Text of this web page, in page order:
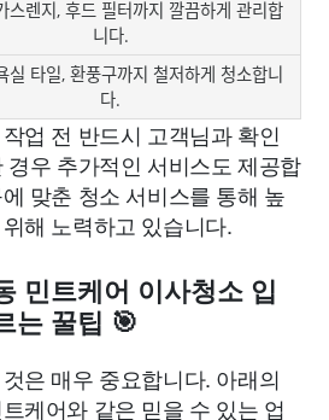
스렌지, 후드 필터까지 깔끔하게 관리합
니다.
실 타일, 환풍구까지 철저하게 청소합니
다.
업 전 반드시 고객님과 확인
우 추가적인 서비스도 제공합
맞춘 청소 서비스를 통해 높
해 노력하고 있습니다.
민트케어 이사청소 입
는 꿀팁 🎯
은 매우 중요합니다. 아래의
케어와 같은 믿을 수 있는 업